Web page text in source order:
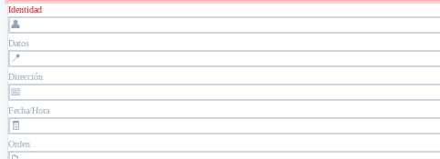
Identidad
👤
Datos
📍
Dirección
📅
Fecha/Hora
🧾
Orden